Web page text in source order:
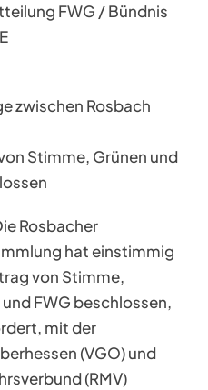
FWG / Bündnis
zwischen Rosbach
Stimme, Grünen und
Rosbacher
hat einstimmig
von Stimme,
FWG beschlossen,
mit der
(VGO) und
(RMV)